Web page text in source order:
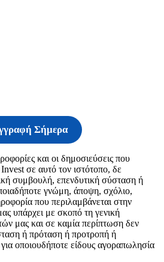
Σήμερα
και οι δημοσιεύσεις που
σε αυτό τον ιστότοπο, δε
συμβουλή, επενδυτική σύσταση ή
γνώμη, άποψη, σχόλιο,
που περιλαμβάνεται στην
υπάρχει με σκοπό τη γενική
μας και σε καμία περίπτωση δεν
ή πρόταση ή προτροπή ή
οποιουδήποτε είδους αγοραπωλησία